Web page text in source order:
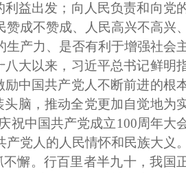
益出发；向人民负责和向党
成不赞成、人民高兴不高兴、
生产力、是否有利于增强社会
大以来，习近平总书记鲜明
中国共产党人不断前进的根
脑，推动全党更加自觉地为
祝中国共产党成立100周年大
党人的人民情怀和民族大义。
懈。行百里者半九十，我国